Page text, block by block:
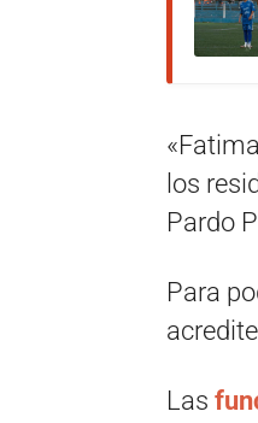
los
Pardo
Para
Las